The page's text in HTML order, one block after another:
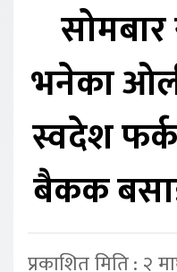
भनेका ओली
स्वदेश
बैकक
प्रकाशित मिति : २